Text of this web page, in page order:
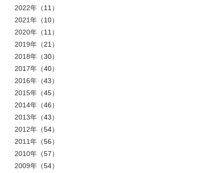
2022年 （11）
2021年 （10）
2020年 （11）
2019年 （21）
2018年 （30）
2017年 （40）
2016年 （43）
2015年 （45）
2014年 （46）
2013年 （43）
2012年 （54）
2011年 （56）
2010年 （57）
2009年 （54）